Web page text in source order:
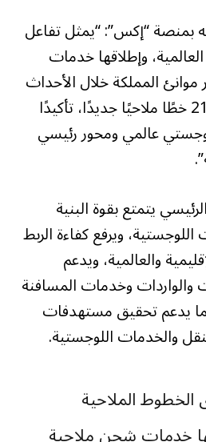
بمنصة “إكس”: “يمثل تفاعل
وإطلاقها خدمات
المملكة خلال الأحداث
الراهنة بالمنطقة بعدد 21 خطًا ملاحيًا جديدًا، تأكيدًا
عالمي ومحور رئيسي
يتمتع بقوة البنية
اللوجستية، ويرفع كفاءة الربط
والعالمية، ويدعم
والواردات وخدمات المسافنة
يدعم تحقيق مستهدفات
والخدمات اللوجستية.
الملاحية